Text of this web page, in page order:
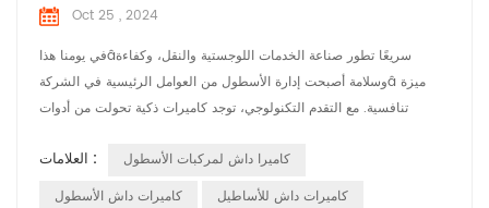
Oct 25 , 2024
في يومنا هذاâسريعًا تطور صناعة الخدمات اللوجستية والنقل، وكفاءة
وسلامة أصبحت إدارة الأسطول من العوامل الرئيسية في الشركةâ ميزة
تنافسية. مع التقدم التكنولوجي، توجد كاميرات ذكية تحولت من أدوات
الأسطول. هذه المقالة سوف تستكشف الاتجاهات و أهمية كاميرات القيادة
الذكية في إدارة الأسطول وكيف يمكن أن تساعد تعمل الشركات على تعزيز
العلامات :
كاميرا داش لمركبات الأسطول
كاميرات داش الأسطول
كاميرات داش للأساطيل